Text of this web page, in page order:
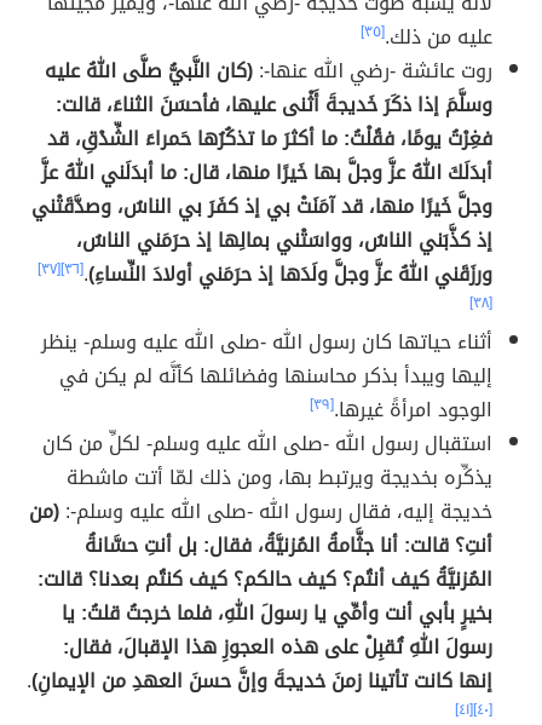
عليه من ذلك.[٣٥]
روت عائشة -رضي الله عنها-:(كان النَّبيُّ صلَّى اللهُ عليه
وسلَّمَ إذا ذكَرَ خَديجةَ أَثْنى عليها، فأحسَنَ الثناءَ، قالت:
فغِرْتُ يومًا، فقُلْتُ: ما أكثرَ ما تذكُرُها حَمراءَ الشِّدْقِ، قد
أبدَلَكَ اللهُ عزَّ وجلَّ بها خَيرًا منها، قال: ما أبدَلَني اللهُ عزَّ
وجلَّ خَيرًا منها، قد آمَنَتْ بي إذ كفَرَ بي الناسُ، وصدَّقَتْني
إذ كذَّبَني الناسُ، وواسَتْني بمالِها إذ حرَمَني الناسُ،
ورزَقَني اللهُ عزَّ وجلَّ ولَدَها إذ حرَمَني أولادَ النِّساءِ).[٣٦]
[٣٧]
[٣٨]
أثناء حياتها كان رسول الله -صلى الله عليه وسلم- ينظر
إليها ويبدأ بذكر محاسنها وفضائلها كأنَّه لم يكن في
الوجود امرأةً غيرها.[٣٩]
استقبال رسول الله -صلى الله عليه وسلم- لكلِّ من كان
يذكِّره بخديجة ويرتبط بها، ومن ذلك لمّا أتت ماشطة
خديجة إليه، فقال رسول الله -صلى الله عليه وسلم-:(من
أنتِ؟ قالت: أنا جثَّامةُ المُزنيَّةُ، فقال: بل أنتِ حسَّانةُ
المُزنيَّةُ كيف أنتُم؟ كيف حالكم؟ كيف كنتُم بعدنا؟ قالت:
بخيرٍ بأبي أنت وأمِّي يا رسولَ اللهِ، فلما خرجتُ قلتُ: يا
رسولَ اللهِ تُقبِلْ على هذه العجوزِ هذا الإقبالَ، فقال:
إنها كانت تأتينا زمنَ خديجةَ وإنَّ حسنَ العهدِ من الإيمانِ).
[٤٠] [٤١]